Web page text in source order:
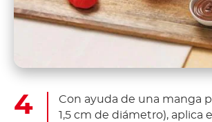
Con ayuda de una manga
1,5 cm de diámetro), aplica